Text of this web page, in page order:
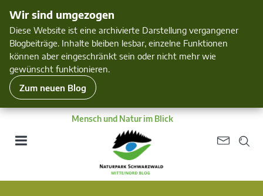
Wir sind umgezogen
Diese Website ist eine archivierte Darstellung vergangener
Blogbeiträge. Inhalte bleiben lesbar, einzelne Funktionen
können aber eingeschränkt sein oder nicht mehr wie
gewünscht funktionieren.
Zum neuen Blog
Mensch und Natur im Blick